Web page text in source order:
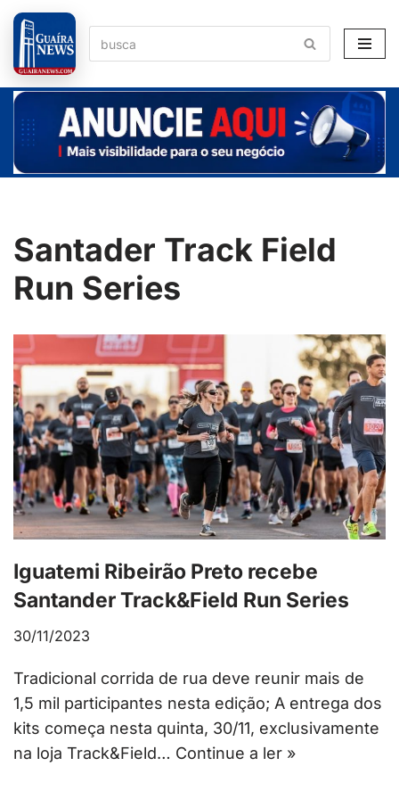
Pular
para
o
conteúdo
Santader Track Field
Run Series
Iguatemi Ribeirão Preto recebe
Santander Track&Field Run Series
30/11/2023
Tradicional corrida de rua deve reunir mais de
1,5 mil participantes nesta edição; A entrega dos
kits começa nesta quinta, 30/11, exclusivamente
na loja Track&Field… Continue a ler »